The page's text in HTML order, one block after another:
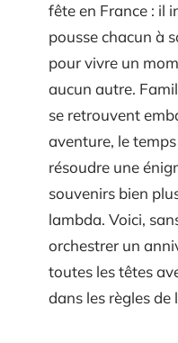
fête en France : il
pousse chacun à
pour vivre un
aucun autre.
se retrouvent
aventure, le
résoudre une
souvenirs bien
lambda. Voici,
orchestrer un
toutes les têtes
dans les règles de